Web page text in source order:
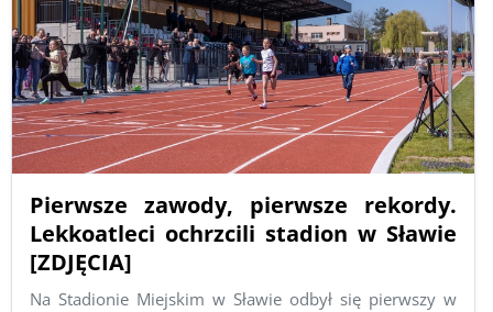
Pierwsze zawody, pierwsze rekordy.
Lekkoatleci ochrzcili stadion w Sławie
[ZDJĘCIA]
Na Stadionie Miejskim w Sławie odbył się pierwszy w